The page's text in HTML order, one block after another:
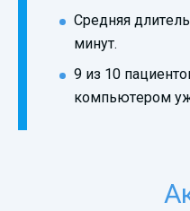
Средняя
минут.
9 из 10
компьютером